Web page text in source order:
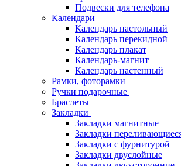
Подвески для телефона
Календари
Календарь настольный
Календарь перекидной
Календарь плакат
Календарь-магнит
Календарь настенный
Рамки, фоторамки
Ручки подарочные
Браслеты
Закладки
Закладки магнитные
Закладки
Закладки с фурнитурой
Закладки двуслойные